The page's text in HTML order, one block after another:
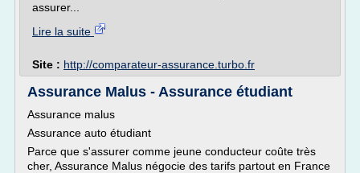
assurer...
Lire la suite
Site : http://comparateur-assurance.turbo.fr
Assurance Malus - Assurance étudiant
Assurance malus
Assurance auto étudiant
Parce que s'assurer comme jeune conducteur coûte très
cher, Assurance Malus négocie des tarifs partout en France